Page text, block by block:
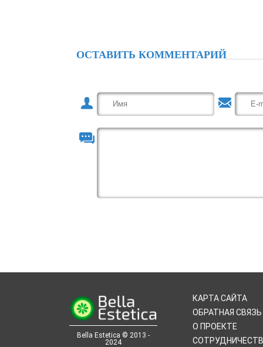
ОСТАВИТЬ КОММЕНТАРИЙ
Bella Estetica © 2013 -
2024
КАРТА САЙТА
ОБРАТНАЯ СВЯЗЬ
О ПРОЕКТЕ